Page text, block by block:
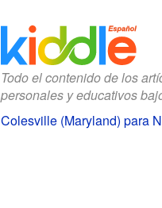
Todo el contenido de los
personales y educativos
Colesville (Maryland) para